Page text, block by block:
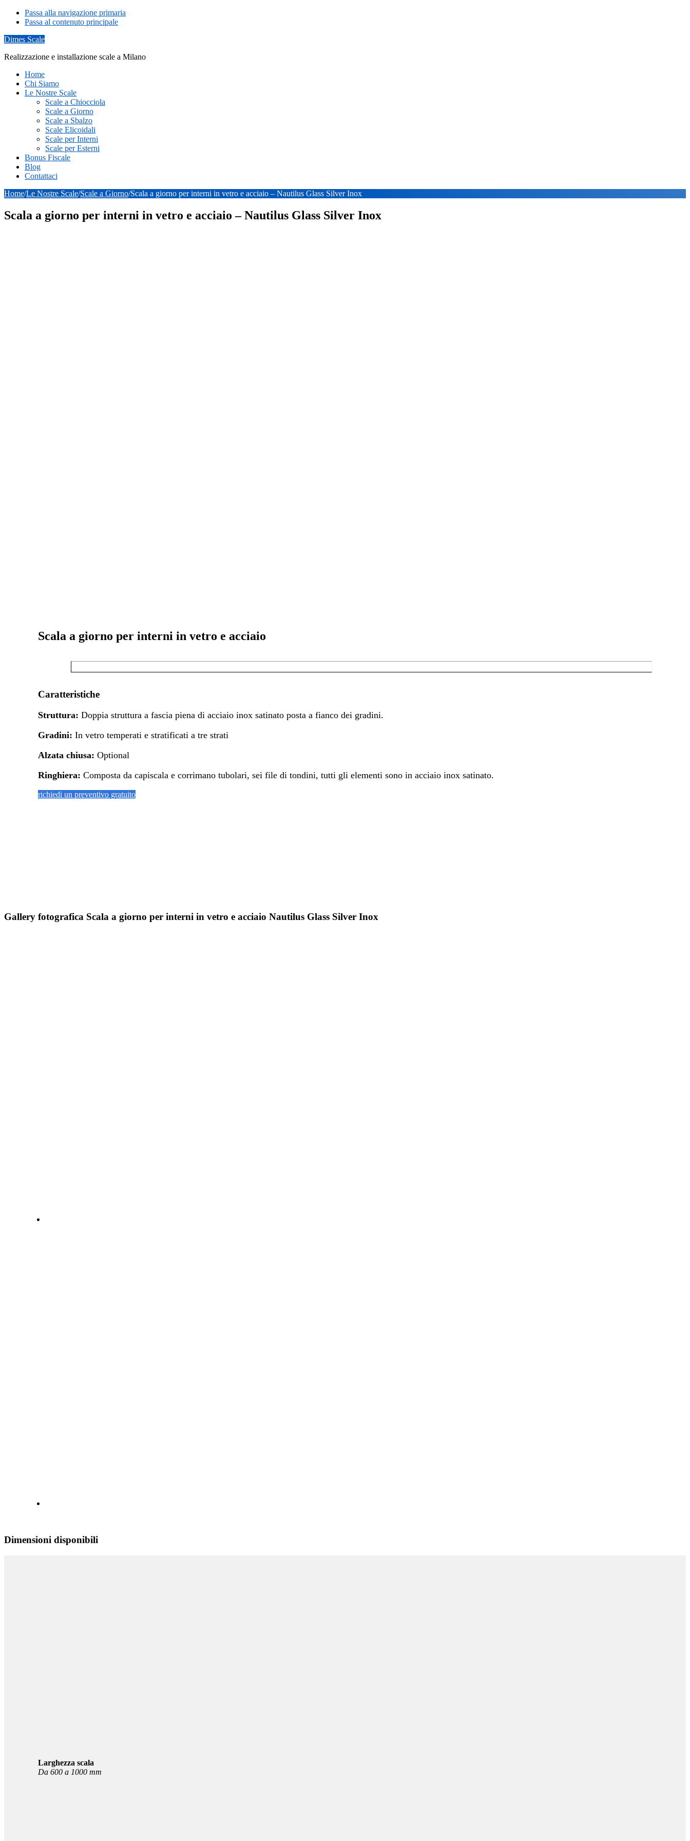
Passa alla navigazione primaria
Passa al contenuto principale
Dimes Scale
Realizzazione e installazione scale a Milano
Home
Chi Siamo
Le Nostre Scale
Scale a Chiocciola
Scale a Giorno
Scale a Sbalzo
Scale Elicoidali
Scale per Interni
Scale per Esterni
Bonus Fiscale
Blog
Contattaci
Home/Le Nostre Scale/Scale a Giorno/Scala a giorno per interni in vetro e acciaio – Nautilus Glass Silver Inox
Scala a giorno per interni in vetro e acciaio – Nautilus Glass Silver Inox
Scala a giorno per interni in vetro e acciaio
Caratteristiche
Struttura: Doppia struttura a fascia piena di acciaio inox satinato posta a fianco dei gradini.
Gradini: In vetro temperati e stratificati a tre strati
Alzata chiusa: Optional
Ringhiera: Composta da capiscala e corrimano tubolari, sei file di tondini, tutti gli elementi sono in acciaio inox satinato.
richiedi un preventivo gratuito
Gallery fotografica Scala a giorno per interni in vetro e acciaio Nautilus Glass Silver Inox
Dimensioni disponibili
Larghezza scala
Da 600 a 1000 mm